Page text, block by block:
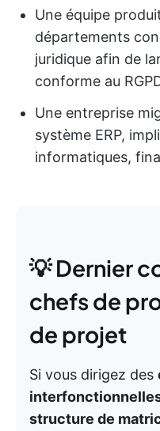
Une équipe
départements
juridique afin de
conforme au
Une entreprise
système ERP,
informatiques,
💡 Dernier
chefs de
de projet
Si vous dirigez des
structure de